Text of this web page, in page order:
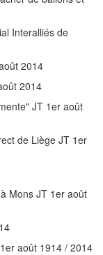
Interalliés de
2014
2014
JT 1er août
de Liège JT 1er
Mons JT 1er août
août 1914 / 2014